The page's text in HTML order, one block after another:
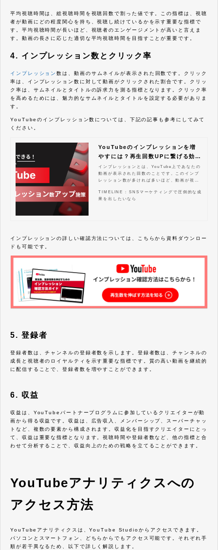
平均視聴時間は、総視聴時間を視聴回数で割った値です。この指標は、視聴
者が動画にどの程度関心を持ち、視聴し続けているかを示す重要な指標で
す。平均視聴時間が長いほど、視聴者のエンゲージメントが高いと言えま
す。動画の長さに応じた適切な平均視聴時間を目指すことが重要です。
4. インプレッション数とクリック率
インプレッション数は、動画のサムネイルが表示された回数です。クリック
率は、インプレッション数に対して動画がクリックされた割合です。クリッ
ク率は、サムネイルとタイトルの訴求力を測る指標となります。クリック率
を高めるためには、魅力的なサムネイルとタイトルを設定する必要がありま
す。
YouTubeのインプレッション数については、下記の記事も参考にしてみて
ください。
YouTubeのインプレッションを増
やすには？再生回数UPに繋げる効果
的な施策
インプレッションとは、YouTube上であなたの
動画が表示された回数のことです。このインプ
レッション数が多ければ多いほど、動画が視聴
プに繋がります。この記事では、YouTubeイン
プレッションの意味や確認方法から、インプレ
るはずです。
TIMELINE : SNSマーケティングで圧倒的な成
果を出したいなら
インプレッションの詳しい確認方法については、こちらから資料ダウンロー
ドも可能です。
5. 登録者
登録者数は、チャンネルの登録者数を示します。登録者数は、チャンネルの
成長と視聴者のロイヤルティを示す重要な指標です。質の高い動画を継続的
に配信することで、登録者数を増やすことができます。
6. 収益
収益は、YouTubeパートナープログラムに参加しているクリエイターが動
画から得る収益です。収益は、広告収入、メンバーシップ、スーパーチャッ
トなど、複数の要素から構成されます。収益化を目指すクリエイターにとっ
て、収益は重要な指標となります。視聴時間や登録者数など、他の指標と合
わせて分析することで、収益向上のための戦略を立てることができます。
YouTubeアナリティクスへの
アクセス方法
YouTubeアナリティクスは、YouTube Studioからアクセスできます。
パソコンとスマートフォン、どちらからでもアクセス可能です。それぞれ手
順が若干異なるため、以下で詳しく解説します。